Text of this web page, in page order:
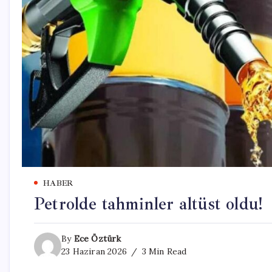
HABER
Petrolde tahminler altüst oldu!
By Ece Öztürk
23 Haziran 2026
3 Min Read